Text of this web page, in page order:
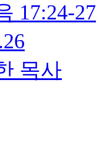
17:24-27
목사